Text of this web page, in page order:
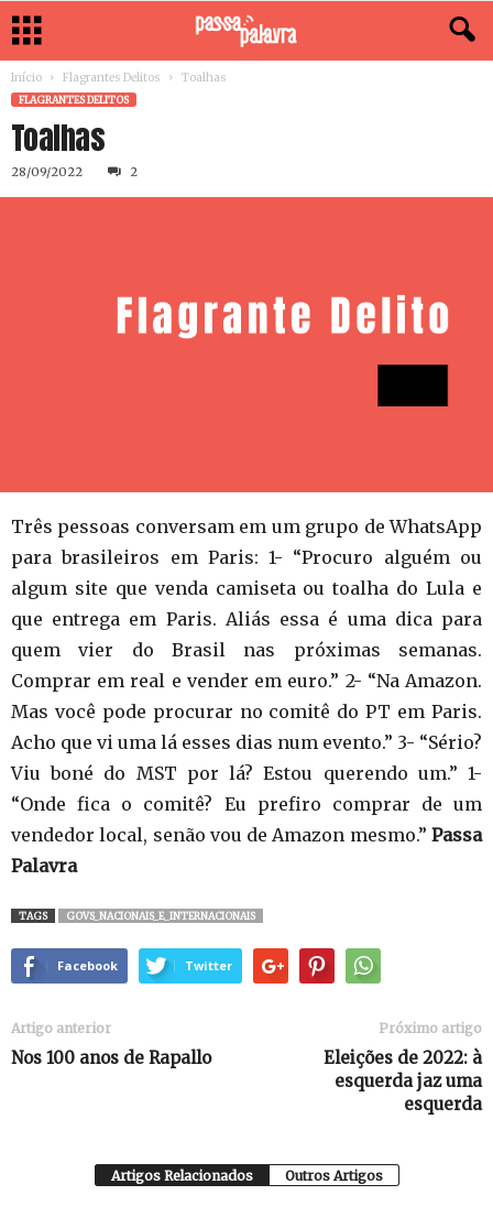
Início Flagrantes Delitos Toalhas
FLAGRANTES DELITOS
Toalhas
28/09/2022 2
Três pessoas conversam em um grupo de WhatsApp
para brasileiros em Paris: 1- “Procuro alguém ou
algum site que venda camiseta ou toalha do Lula e
que entrega em Paris. Aliás essa é uma dica para
quem vier do Brasil nas próximas semanas.
Comprar em real e vender em euro.” 2- “Na Amazon.
Mas você pode procurar no comitê do PT em Paris.
Acho que vi uma lá esses dias num evento.” 3- “Sério?
Viu boné do MST por lá? Estou querendo um.” 1-
“Onde fica o comitê? Eu prefiro comprar de um
vendedor local, senão vou de Amazon mesmo.” Passa
Palavra
TAGS GOVS_NACIONAIS_E_INTERNACIONAIS
Facebook Twitter
Artigo anterior
Nos 100 anos de Rapallo
Próximo artigo
Eleições de 2022: à
esquerda jaz uma
esquerda
Artigos Relacionados Outros Artigos